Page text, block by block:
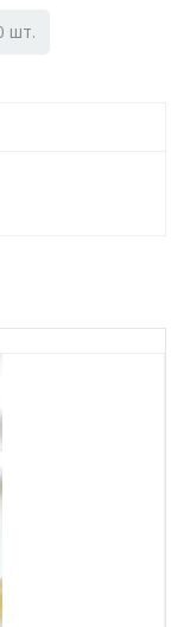
шт.